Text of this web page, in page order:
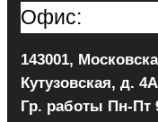
Офис:
143001,
Кутузовская, д.
Гр. работы Пн-Пт